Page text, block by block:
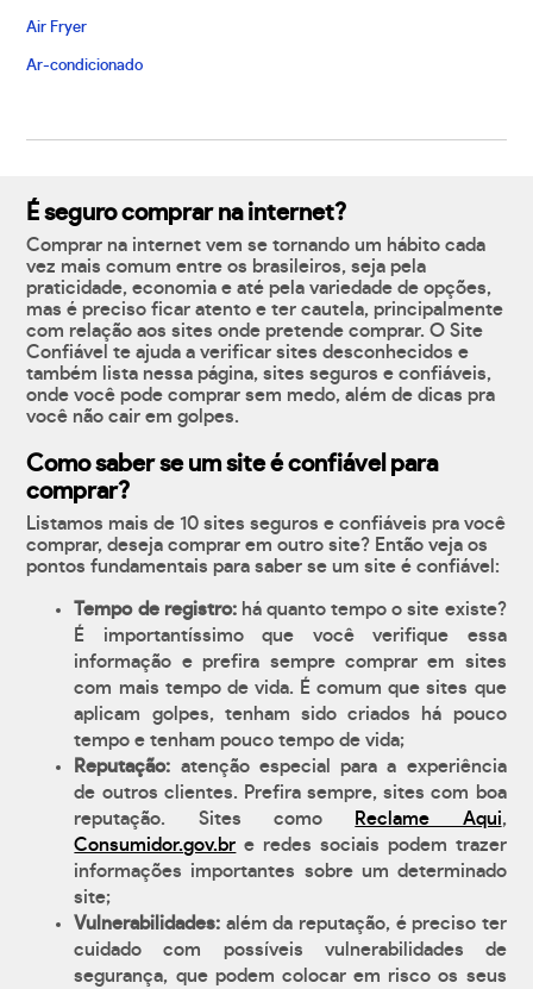
Air Fryer
Ar-condicionado
É seguro comprar na internet?
Comprar na internet vem se tornando um hábito cada
vez mais comum entre os brasileiros, seja pela
praticidade, economia e até pela variedade de opções,
mas é preciso ficar atento e ter cautela, principalmente
com relação aos sites onde pretende comprar. O Site
Confiável te ajuda a verificar sites desconhecidos e
também lista nessa página, sites seguros e confiáveis,
onde você pode comprar sem medo, além de dicas pra
você não cair em golpes.
Como saber se um site é confiável para
comprar?
Listamos mais de 10 sites seguros e confiáveis pra você
comprar, deseja comprar em outro site? Então veja os
pontos fundamentais para saber se um site é confiável:
Tempo de registro:há quanto tempo o site existe?
É importantíssimo que você verifique essa
informação e prefira sempre comprar em sites
com mais tempo de vida. É comum que sites que
aplicam golpes, tenham sido criados há pouco
tempo e tenham pouco tempo de vida;
Reputação: atenção especial para a experiência
de outros clientes. Prefira sempre, sites com boa
reputação. Sites como
Reclame Aqui,
Consumidor.gov.br e redes sociais podem trazer
informações importantes sobre um determinado
site;
Vulnerabilidades: além da reputação, é preciso ter
cuidado com possíveis vulnerabilidades de
segurança, que podem colocar em risco os seus